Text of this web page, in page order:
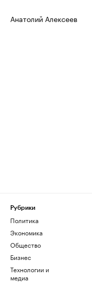
Анатолий Алексеев
Рубрики
Политика
Экономика
Общество
Бизнес
Технологии и
медиа